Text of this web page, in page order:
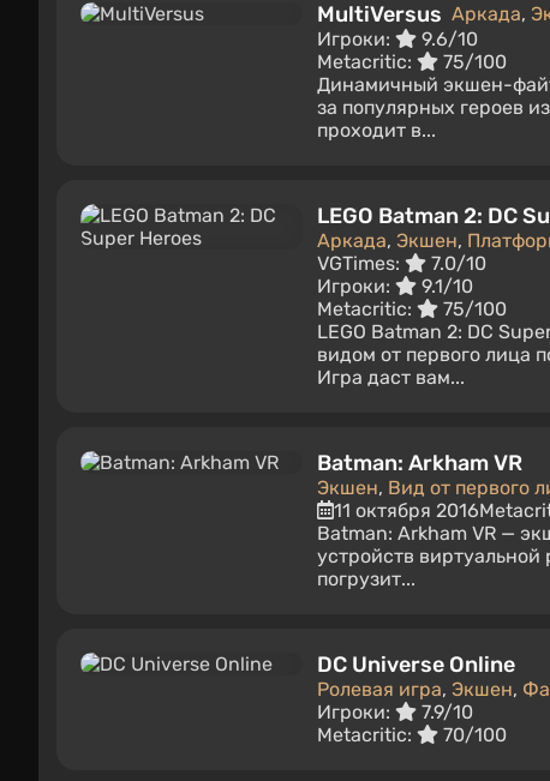
MultiVersus Аркада,
Игроки:
9.6/10
Metacritic:
75/100
Динамичный экшен-
за популярных героев
проходит в...
LEGO Batman 2: DC
Аркада, Экшен,
VGTimes:
7.0/10
Игроки:
9.1/10
Metacritic:
75/100
LEGO Batman 2: DC
видом от первого лица
Игра даст вам...
Batman: Arkham VR
Экшен, Вид от первого
11 октября 2016
Batman: Arkham VR —
устройств виртуальной
погрузит...
DC Universe Online
Ролевая игра, Экшен,
Игроки:
7.9/10
Metacritic:
70/100